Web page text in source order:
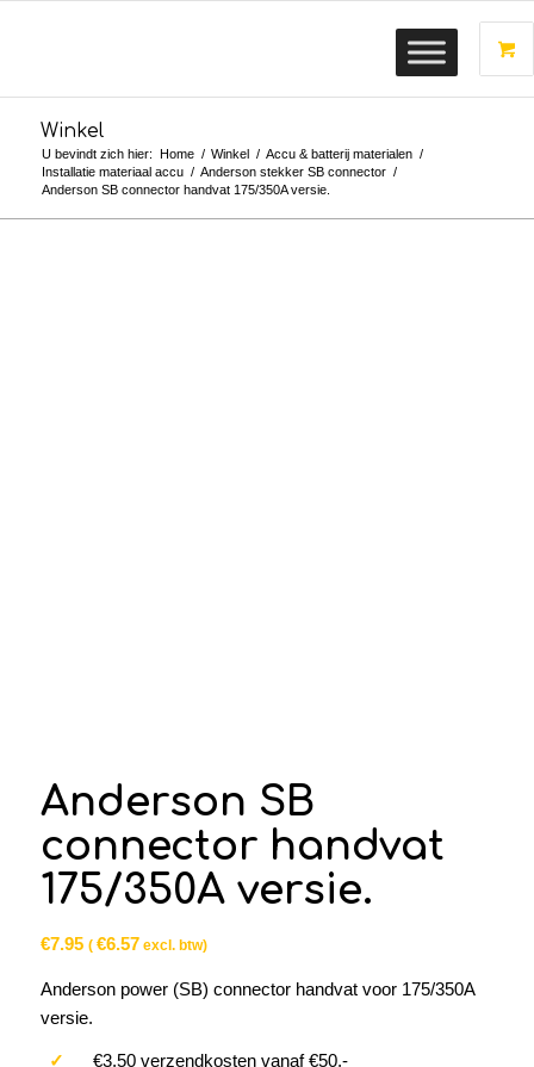
Winkel
U bevindt zich hier: Home / Winkel / Accu & batterij materialen /
Installatie materiaal accu / Anderson stekker SB connector /
Anderson SB connector handvat 175/350A versie.
Anderson SB
connector handvat
175/350A versie.
€7.95 ( €6.57excl. btw)
Anderson power (SB) connector handvat voor 175/350A
versie.
✓ €3.50 verzendkosten vanaf €50.-